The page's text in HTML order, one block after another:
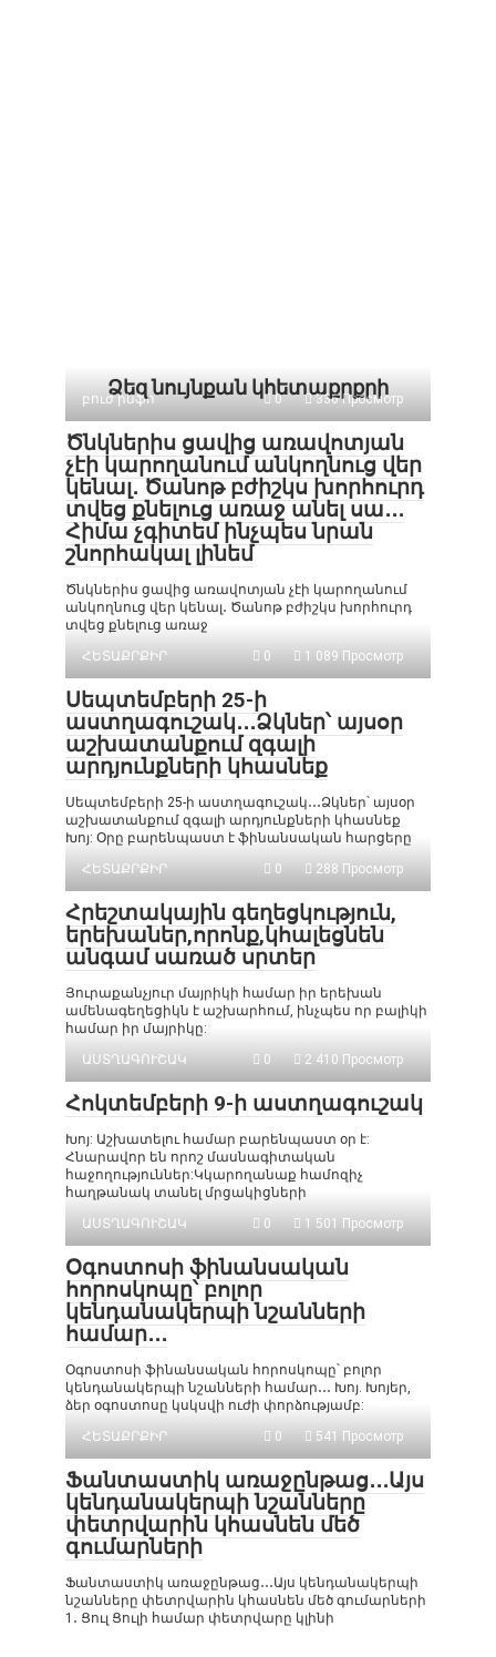
Ձեզ նույնքան կհետաքրքրի
բուժ ինֆո 0 336 Просмотр
Ծնկներիս ցավից առավոտյան
չէի կարողանում անկողնուց վեր
կենալ․ Ծանոթ բժիշկս խորհուրդ
տվեց քնելուց առաջ անել սա․․․
Հիմա չգիտեմ ինչպես նրան
շնորհակալ լինեմ
Ծնկներիս ցավից առավոտյան չէի կարողանում
անկողնուց վեր կենալ․ Ծանոթ բժիշկս խորհուրդ
տվեց քնելուց առաջ
ՀԵՏԱՔՐՔԻՐ
0 1 089 Просмотр
Սեպտեմբերի 25-ի
աստղագուշակ․․․Ձկներ՝ այսօր
աշխատանքում զգալի
արդյունքների կհասնեք
Սեպտեմբերի 25-ի աստղագուշակ․․․Ձկներ՝ այսօր
աշխատանքում զգալի արդյունքների կհասնեք
Խոյ: Օրը բարենպաստ է ֆինանսական հարցերը
ՀԵՏԱՔՐՔԻՐ
0 288 Просмотр
Հրեշտակային գեղեցկություն,
երեխաներ,որոնք,կհալեցնեն
անգամ սառած սրտեր
Յուրաքանչյուր մայրիկի համար իր երեխան
ամենագեղեցիկն է աշխարհում, ինչպես որ բալիկի
համար իր մայրիկը:
ԱՍՏՂԱԳՈՒՇԱԿ
0 2 410 Просмотр
Հոկտեմբերի 9-ի աստղագուշակ
Խոյ: Աշխատելու համար բարենպաստ օր է:
Հնարավոր են որոշ մասնագիտական
հաջողություններ:Կկարողանաք համոզիչ
հաղթանակ տանել մրցակիցների
ԱՍՏՂԱԳՈՒՇԱԿ
0 1 501 Просмотр
Օգոստոսի ֆինանսական
հորոսկոպը՝ բոլոր
կենդանակերպի նշանների
համար․․․
Օգոստոսի ֆինանսական հորոսկոպը՝ բոլոր
կենդանակերպի նշանների համար․․․ Խոյ. Խոյեր,
ձեր օգոստոսը կսկսվի ուժի փորձությամբ:
ՀԵՏԱՔՐՔԻՐ
0 541 Просмотр
Ֆանտաստիկ առաջընթաց․․․Այս
կենդանակերպի նշանները
փետրվարին կհասնեն մեծ
գումարների
Ֆանտաստիկ առաջընթաց․․․Այս կենդանակերպի
նշանները փետրվարին կհասնեն մեծ գումարների
1․ Ցուլ Ցուլի համար փետրվարը կլինի